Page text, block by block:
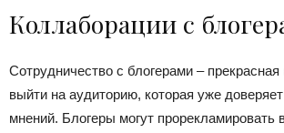
Коллаборации с
Сотрудничество с блогерами –
выйти на аудиторию, которая уже
мнений. Блогеры могут прорекламировать